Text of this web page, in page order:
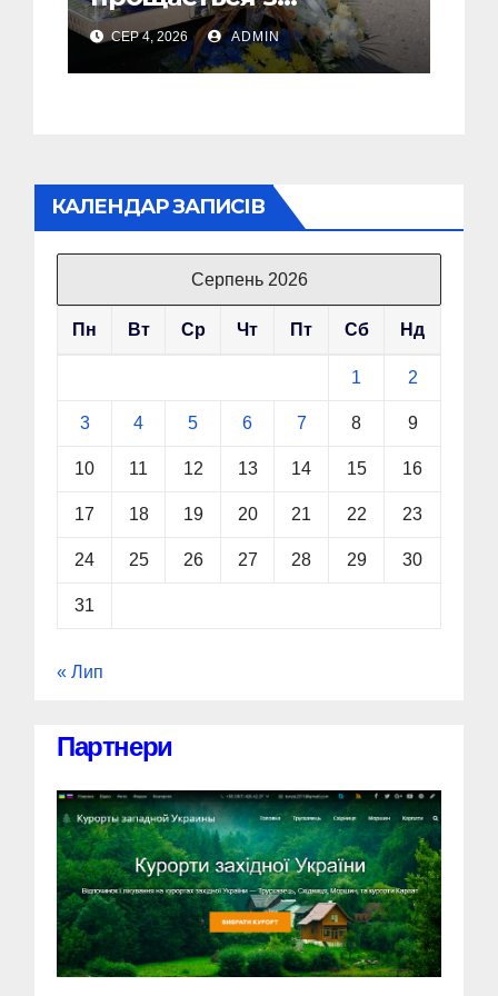
полеглим Воїном
Олегом Торським
СЕР 4, 2026 ADMIN
КАЛЕНДАР ЗАПИСІВ
Серпень 2026
Пн Вт Ср Чт Пт Сб Нд
1 2
3 4 5 6 7 8 9
10 11 12 13 14 15 16
17 18 19 20 21 22 23
24 25 26 27 28 29 30
31
« Лип
Партнери